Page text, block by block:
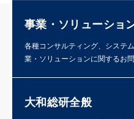
事業・ソリューショ
各種コンサルティング、システ
業・ソリューションに関するお
大和総研全般